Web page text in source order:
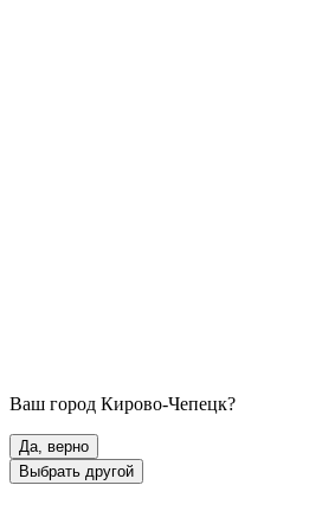
Ваш город Кирово-Чепецк?
Да, верно
Выбрать другой